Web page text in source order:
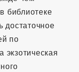
библиотеке
достаточное
по